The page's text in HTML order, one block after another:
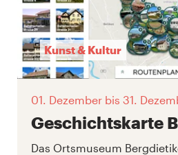
Kunst & Kultur
01. Dezember bis 31.
Geschichtskarte
Das Ortsmuseum